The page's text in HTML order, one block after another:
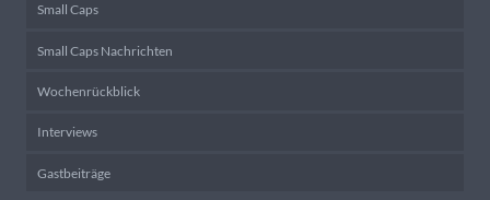
Small Caps
Small Caps Nachrichten
Wochenrückblick
Interviews
Gastbeiträge